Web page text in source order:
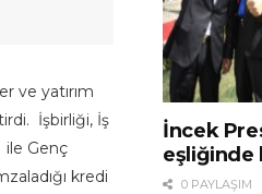
ve yatırım
İşbirliği, İş
ile Genç
kredi
İncek
eşliğinde
0 PAYLAŞIM